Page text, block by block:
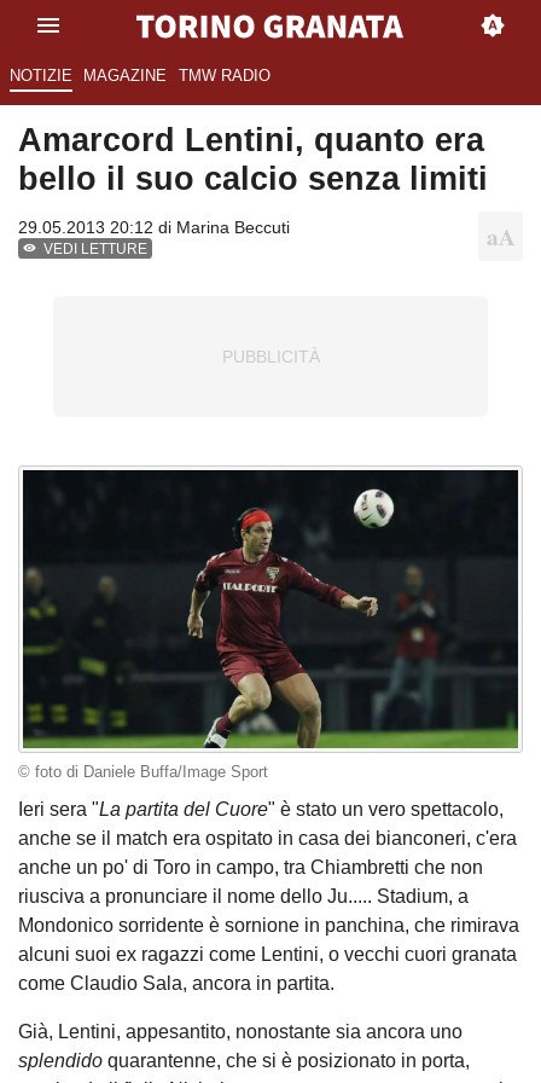
NOTIZIE MAGAZINE TMW RADIO
Amarcord Lentini, quanto era
bello il suo calcio senza limiti
29.05.2013 20:12 di Marina Beccuti
VEDI LETTURE
© foto di Daniele Buffa/Image Sport
Ieri sera "La partita del Cuore" è stato un vero spettacolo,
anche se il match era ospitato in casa dei bianconeri, c'era
anche un po' di Toro in campo, tra Chiambretti che non
riusciva a pronunciare il nome dello Ju..... Stadium, a
Mondonico sorridente è sornione in panchina, che rimirava
alcuni suoi ex ragazzi come Lentini, o vecchi cuori granata
come Claudio Sala, ancora in partita.
Già, Lentini, appesantito, nonostante sia ancora uno
splendido quarantenne, che si è posizionato in porta,